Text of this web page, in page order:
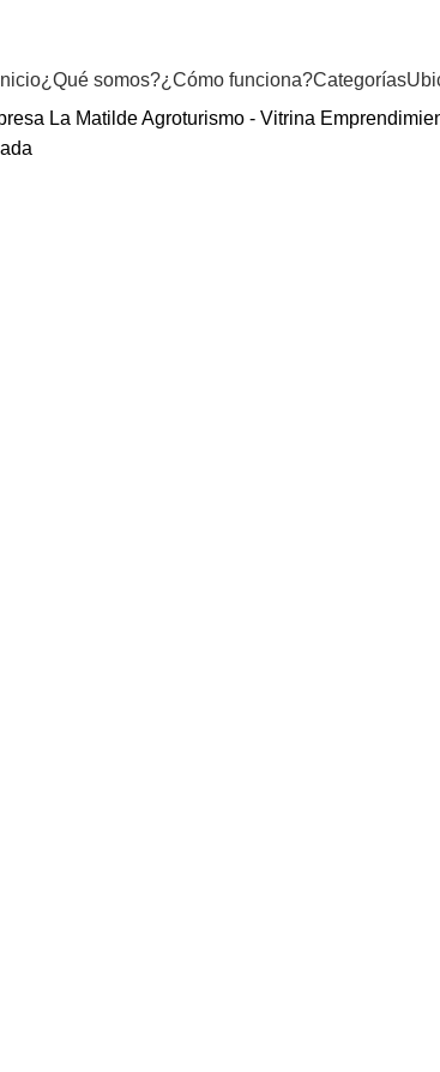
Inicio¿Qué somos?¿Cómo funciona?Categorías